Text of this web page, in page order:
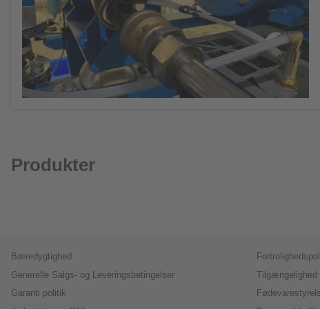
Produkter
Bæredygtighed
Generelle Salgs- og Leveringsbetingelser
Garanti politik
Tilgængelighed